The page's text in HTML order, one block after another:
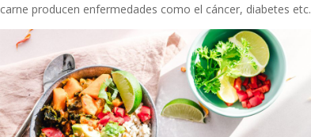
carne producen enfermedades como el cáncer, diabetes etc.